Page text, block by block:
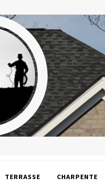
TERRASSE CHARPENTE